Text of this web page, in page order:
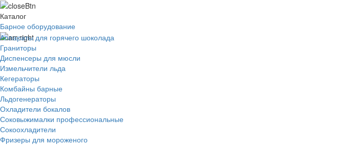
Каталог
Барное оборудование
Аппараты для горячего шоколада
Граниторы
Диспенсеры для мюсли
Измельчители льда
Кегераторы
Комбайны барные
Льдогенераторы
Охладители бокалов
Соковыжималки профессиональные
Сокоохладители
Фризеры для мороженого